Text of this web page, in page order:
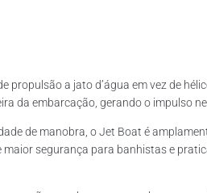
a jato d’água em vez de
da embarcação, gerando o impulso
de manobra, o Jet Boat é
segurança para banhistas e